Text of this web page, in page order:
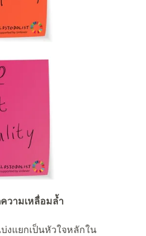
วามเหลื่อมล้ำ
งแยกเป็นหัวใจหลักใน